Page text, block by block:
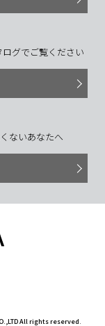
グでご覧ください
ないあなたへ
All rights reserved.